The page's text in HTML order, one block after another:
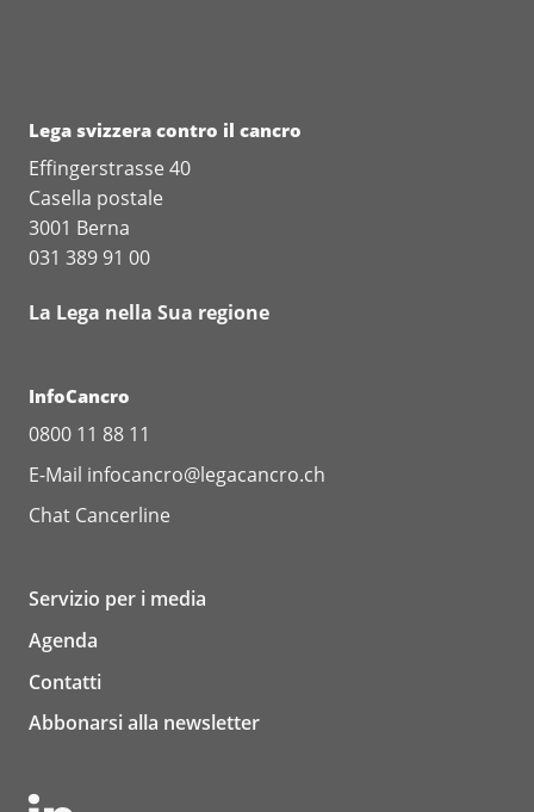
Lega svizzera contro il cancro
Effingerstrasse 40
Casella postale
3001 Berna
031 389 91 00
La Lega nella Sua regione
InfoCancro
0800 11 88 11
E-Mail infocancro@legacancro.ch
Chat Cancerline
Servizio per i media
Agenda
Contatti
Abbonarsi alla newsletter